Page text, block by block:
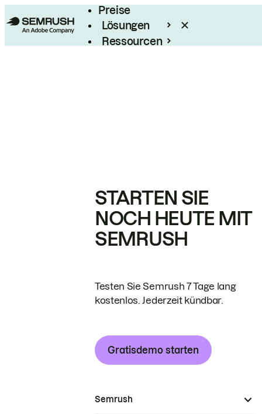
Preise
Lösungen
Ressourcen
STARTEN SIE
NOCH HEUTE MIT
SEMRUSH
Testen Sie Semrush 7 Tage lang
kostenlos. Jederzeit kündbar.
Gratisdemo starten
Semrush